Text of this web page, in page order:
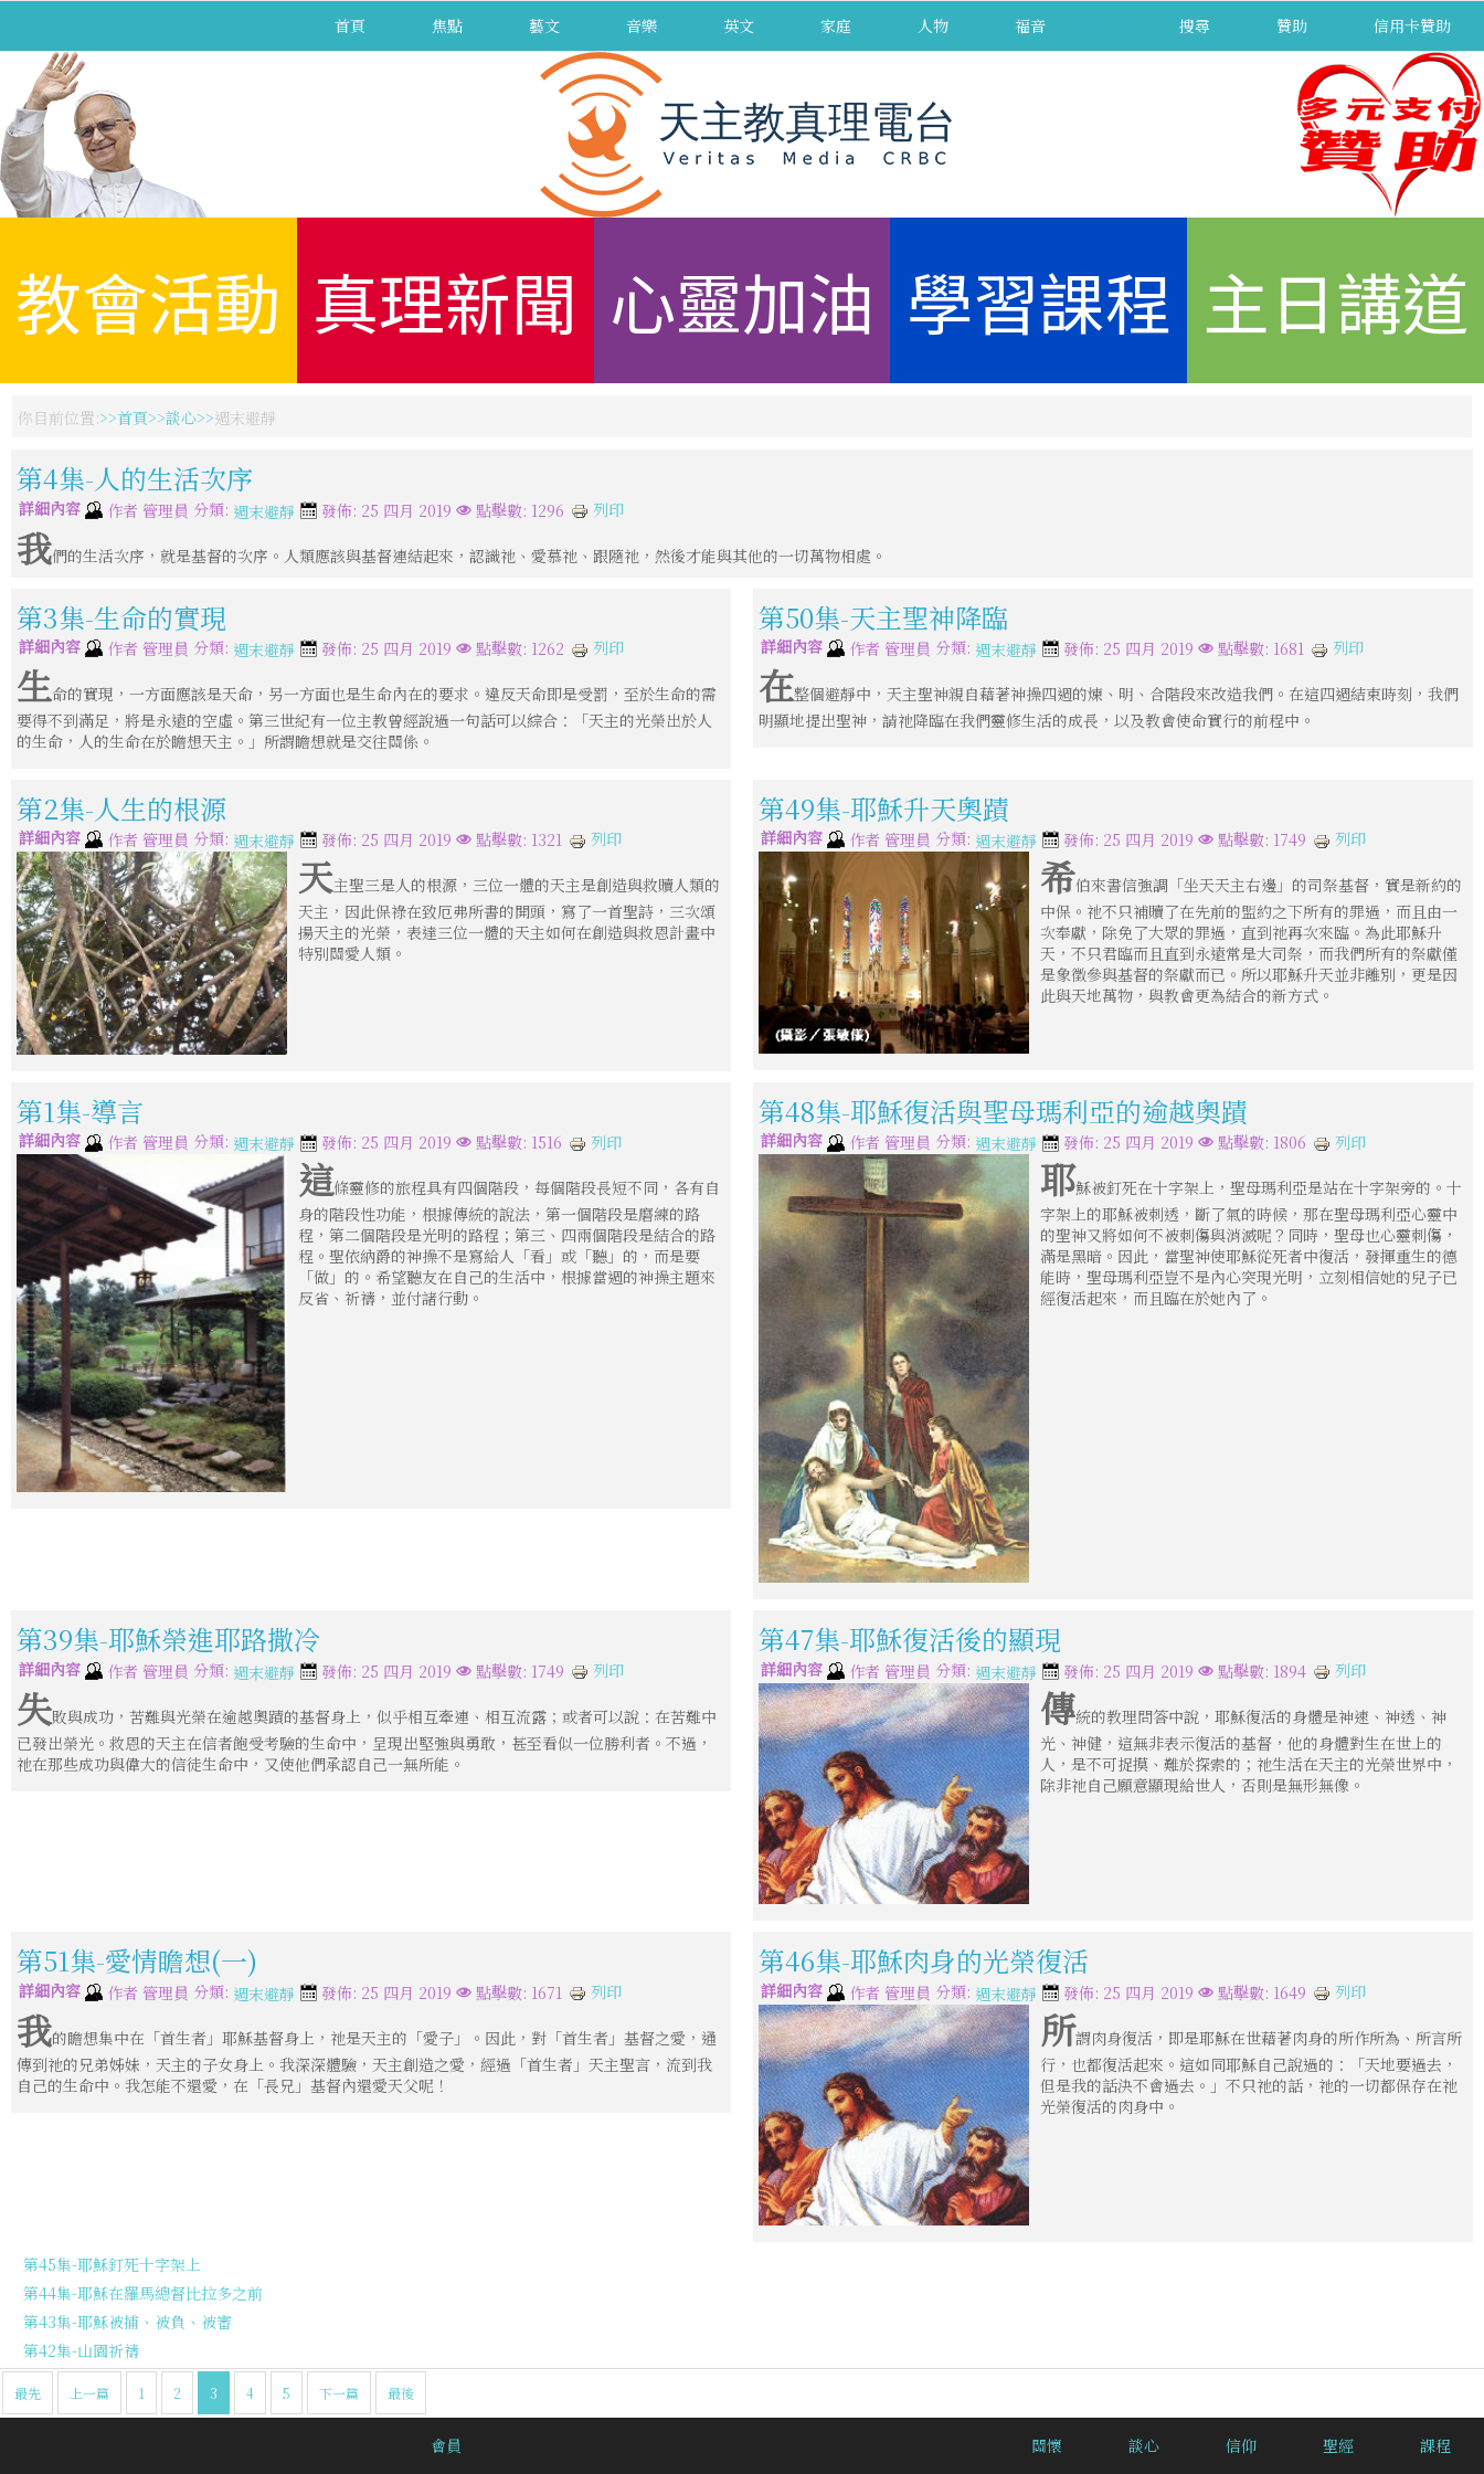
首頁 焦點 藝文 音樂 英文 家庭 人物 福音 搜尋 贊助 信用卡贊助
教會活動 真理新聞 心靈加油 學習課程 主日講道
你目前位置: 首頁 談心 週末避靜
第4集-人的生活次序
詳細內容 作者 管理員 分類: 週末避靜 發佈: 25 四月 2019 點擊數: 1296 列印
我們的生活次序，就是基督的次序。人類應該與基督連結起來，認識祂、愛慕祂、跟隨祂，然後才能與其他的一切萬物相處。
第3集-生命的實現
詳細內容 作者 管理員 分類: 週末避靜 發佈: 25 四月 2019 點擊數: 1262 列印
生命的實現，一方面應該是天命，另一方面也是生命內在的要求。違反天命即是受罰，至於生命的需
要得不到滿足，將是永遠的空虛。第三世紀有一位主教曾經說過一句話可以綜合：「天主的光榮出於人
的生命，人的生命在於瞻想天主。」所謂瞻想就是交往關係。
第50集-天主聖神降臨
詳細內容 作者 管理員 分類: 週末避靜 發佈: 25 四月 2019 點擊數: 1681 列印
在整個避靜中，天主聖神親自藉著神操四週的煉、明、合階段來改造我們。在這四週結束時刻，我們
明顯地提出聖神，請祂降臨在我們靈修生活的成長，以及教會使命實行的前程中。
第2集-人生的根源
詳細內容 作者 管理員 分類: 週末避靜 發佈: 25 四月 2019 點擊數: 1321 列印
天主聖三是人的根源，三位一體的天主是創造與救贖人類的
天主，因此保祿在致厄弗所書的開頭，寫了一首聖詩，三次頌
揚天主的光榮，表達三位一體的天主如何在創造與救恩計畫中
特別關愛人類。
第49集-耶穌升天奧蹟
詳細內容 作者 管理員 分類: 週末避靜 發佈: 25 四月 2019 點擊數: 1749 列印
希伯來書信強調「坐天天主右邊」的司祭基督，實是新約的
中保。祂不只補贖了在先前的盟約之下所有的罪過，而且由一
次奉獻，除免了大眾的罪過，直到祂再次來臨。為此耶穌升
天，不只君臨而且直到永遠常是大司祭，而我們所有的祭獻僅
是象徵參與基督的祭獻而已。所以耶穌升天並非離別，更是因
此與天地萬物，與教會更為結合的新方式。
第1集-導言
詳細內容 作者 管理員 分類: 週末避靜 發佈: 25 四月 2019 點擊數: 1516 列印
這條靈修的旅程具有四個階段，每個階段長短不同，各有自
身的階段性功能，根據傳統的說法，第一個階段是磨練的路
程，第二個階段是光明的路程；第三、四兩個階段是結合的路
程。聖依納爵的神操不是寫給人「看」或「聽」的，而是要
「做」的。希望聽友在自己的生活中，根據當週的神操主題來
反省、祈禱，並付諸行動。
第48集-耶穌復活與聖母瑪利亞的逾越奧蹟
詳細內容 作者 管理員 分類: 週末避靜 發佈: 25 四月 2019 點擊數: 1806 列印
耶穌被釘死在十字架上，聖母瑪利亞是站在十字架旁的。十
字架上的耶穌被刺透，斷了氣的時候，那在聖母瑪利亞心靈中
的聖神又將如何不被刺傷與消滅呢？同時，聖母也心靈刺傷，
滿是黑暗。因此，當聖神使耶穌從死者中復活，發揮重生的德
能時，聖母瑪利亞豈不是內心突現光明，立刻相信她的兒子已
經復活起來，而且臨在於她內了。
第39集-耶穌榮進耶路撒冷
詳細內容 作者 管理員 分類: 週末避靜 發佈: 25 四月 2019 點擊數: 1749 列印
失敗與成功，苦難與光榮在逾越奧蹟的基督身上，似乎相互牽連、相互流露；或者可以說：在苦難中
已發出榮光。救恩的天主在信者飽受考驗的生命中，呈現出堅強與勇敢，甚至看似一位勝利者。不過，
祂在那些成功與偉大的信徒生命中，又使他們承認自己一無所能。
第47集-耶穌復活後的顯現
詳細內容 作者 管理員 分類: 週末避靜 發佈: 25 四月 2019 點擊數: 1894 列印
傳統的教理問答中說，耶穌復活的身體是神速、神透、神
光、神健，這無非表示復活的基督，他的身體對生在世上的
人，是不可捉摸、難於探索的；祂生活在天主的光榮世界中，
除非祂自己願意顯現給世人，否則是無形無像。
第51集-愛情瞻想(一)
詳細內容 作者 管理員 分類: 週末避靜 發佈: 25 四月 2019 點擊數: 1671 列印
我的瞻想集中在「首生者」耶穌基督身上，祂是天主的「愛子」。因此，對「首生者」基督之愛，通
傳到祂的兄弟姊妹，天主的子女身上。我深深體驗，天主創造之愛，經過「首生者」天主聖言，流到我
自己的生命中。我怎能不還愛，在「長兄」基督內還愛天父呢！
第46集-耶穌肉身的光榮復活
詳細內容 作者 管理員 分類: 週末避靜 發佈: 25 四月 2019 點擊數: 1649 列印
所謂肉身復活，即是耶穌在世藉著肉身的所作所為、所言所
行，也都復活起來。這如同耶穌自己說過的：「天地要過去，
但是我的話決不會過去。」不只祂的話，祂的一切都保存在祂
光榮復活的肉身中。
第45集-耶穌釘死十字架上
第44集-耶穌在羅馬總督比拉多之前
第43集-耶穌被捕、被負、被審
第42集-山園祈禱
最先 上一篇 1 2 3 4 5 下一篇 最後
會員 關懷 談心 信仰 聖經 課程